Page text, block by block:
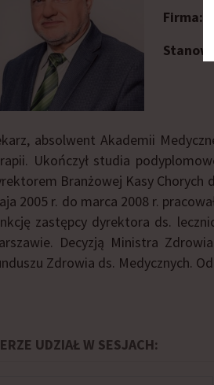
Firma:
absolwent Akademii
Ukończył studia
Branżowej Kasy Chorych
2005 r. do marca 2008 r.
zastępcy dyrektora ds.
Decyzją Ministra
Zdrowia ds. Medycznych.
UDZIAŁ W SESJACH: